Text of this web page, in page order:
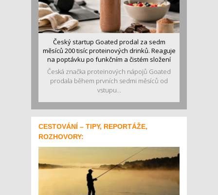
Český startup Goated prodal za sedm
měsíců 200 tisíc proteinových drinků. Reaguje
na poptávku po funkčním a čistém složení
Česká značka proteinových nápojů Goated
prodala během prvních sedmi měsíců od
vstupu...
CESTOVÁNÍ – TIPY, REPORTÁŽE,
ROZHOVORY: